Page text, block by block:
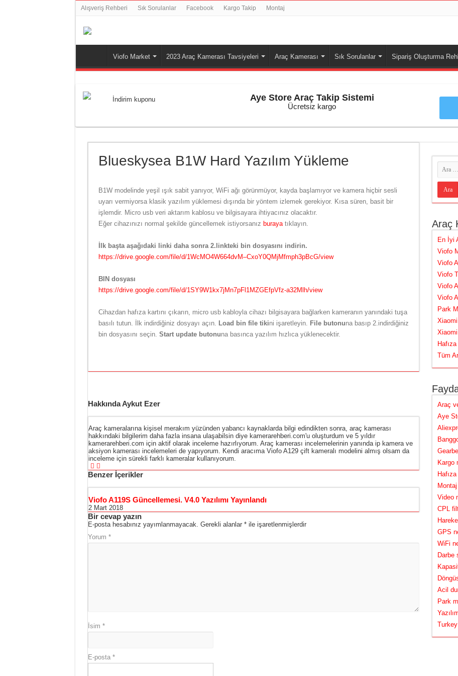
Alışveriş Rehberi Sık Sorulanlar Facebook Kargo Takip Montaj
Viofo Market 2023 Araç Kamerası Tavsiyeleri Araç Kamerası Sık Sorulanlar Sipariş Oluşturma
İndirim kuponu
Aye Store Araç Takip Sistemi
Ücretsiz kargo
Blueskysea B1W Hard Yazılım Yükleme
B1W modelinde yeşil ışık sabit yanıyor, WiFi ağı görünmüyor, kayda başlamıyor ve kamera hiçbir sesli
uyarı vermiyorsa klasik yazılım yüklemesi dışında bir yöntem izlemek gerekiyor. Kısa süren, basit bir
işlemdir. Micro usb veri aktarım kablosu ve bilgisayara ihtiyacınız olacaktır.
Eğer cihazınızı normal şekilde güncellemek istiyorsanız burayatıklayın.
İlk başta aşağıdaki linki daha sonra 2.linkteki bin dosyasını indirin.
https://drive.google.com/file/d/1WcMO4W664dvM–CxoY0QMjMfmph3pBcG/view
BIN dosyası
https://drive.google.com/file/d/1SY9W1kx7jMn7pFl1MZGEfpVfz-a32Mlh/view
Cihazdan hafıza kartını çıkarın, micro usb kabloyla cihazı bilgisayara bağlarken kameranın yanındaki tuşa
basılı tutun. İlk indirdiğiniz dosyayı açın. Load bin file tikini işaretleyin. File butonuna basıp 2.indirdiğiniz
bin dosyasını seçin. Start update butonuna basınca yazılım hızlıca yüklenecektir.
Hakkında Aykut Ezer
Araç kameralarına kişisel merakım yüzünden yabancı kaynaklarda bilgi edindikten sonra, araç kamerası
hakkındaki bilgilerim daha fazla insana ulaşabilsin diye kamerarehberi.com'u oluşturdum ve 5 yıldır
kamerarehberi.com için aktif olarak inceleme hazırlıyorum. Araç kamerası incelemelerinin yanında ip kamera ve
aksiyon kamerası incelemeleri de yapıyorum. Kendi aracıma Viofo A129 çift kameralı modelini almış olsam da
inceleme için sürekli farklı kameralar kullanıyorum.
Benzer İçerikler
Viofo A119S Güncellemesi. V4.0 Yazılımı Yayınlandı
2 Mart 2018
Bir cevap yazın
E-posta hesabınız yayımlanmayacak. Gerekli alanlar *ile işaretlenmişlerdir
Yorum *
İsim *
E-posta *
Araç
En İyi
Viofo
Viofo
Viofo
Viofo
Viofo
Park
Tüm
Araç
Aye
Kargo
Montaj
Video
CPL
GPS
WiFi
Darbe
Acil
Park